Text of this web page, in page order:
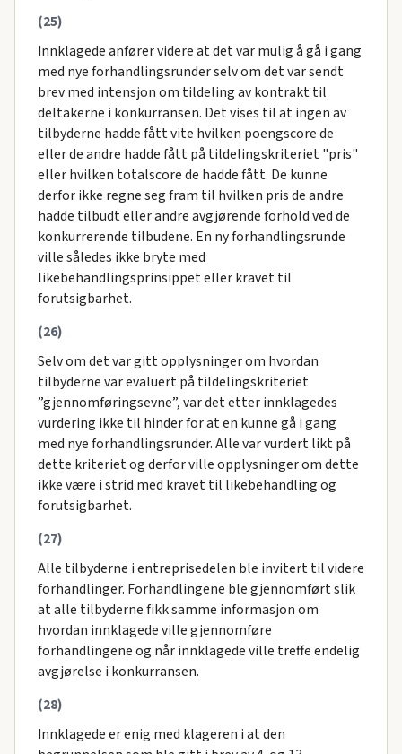
(25)
Innklagede anfører videre at det var mulig å gå i gang
med nye forhandlingsrunder selv om det var sendt
brev med intensjon om tildeling av kontrakt til
deltakerne i konkurransen. Det vises til at ingen av
tilbyderne hadde fått vite hvilken poengscore de
eller de andre hadde fått på tildelingskriteriet "pris"
eller hvilken totalscore de hadde fått. De kunne
derfor ikke regne seg fram til hvilken pris de andre
hadde tilbudt eller andre avgjørende forhold ved de
konkurrerende tilbudene. En ny forhandlingsrunde
ville således ikke bryte med
likebehandlingsprinsippet eller kravet til
forutsigbarhet.
(26)
Selv om det var gitt opplysninger om hvordan
tilbyderne var evaluert på tildelingskriteriet
”gjennomføringsevne”, var det etter innklagedes
vurdering ikke til hinder for at en kunne gå i gang
med nye forhandlingsrunder. Alle var vurdert likt på
dette kriteriet og derfor ville opplysninger om dette
ikke være i strid med kravet til likebehandling og
forutsigbarhet.
(27)
Alle tilbyderne i entreprisedelen ble invitert til videre
forhandlinger. Forhandlingene ble gjennomført slik
at alle tilbyderne fikk samme informasjon om
hvordan innklagede ville gjennomføre
forhandlingene og når innklagede ville treffe endelig
avgjørelse i konkurransen.
(28)
Innklagede er enig med klageren i at den